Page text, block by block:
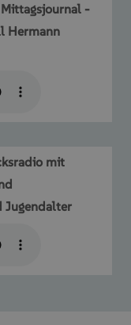
-
Hermann
mit
Jugendalter